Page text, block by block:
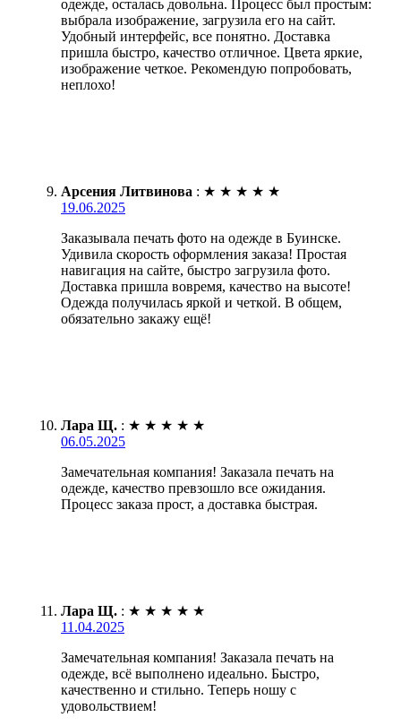
одежде, осталась довольна. Процесс был простым:
выбрала изображение, загрузила его на сайт.
Удобный интерфейс, все понятно. Доставка
пришла быстро, качество отличное. Цвета яркие,
изображение четкое. Рекомендую попробовать,
неплохо!
Арсения Литвинова : ★ ★ ★ ★ ★
19.06.2025
Заказывала печать фото на одежде в Буинске.
Удивила скорость оформления заказа! Простая
навигация на сайте, быстро загрузила фото.
Доставка пришла вовремя, качество на высоте!
Одежда получилась яркой и четкой. В общем,
обязательно закажу ещё!
Лара Щ. : ★ ★ ★ ★ ★
06.05.2025
Замечательная компания! Заказала печать на
одежде, качество превзошло все ожидания.
Процесс заказа прост, а доставка быстрая.
Лара Щ. : ★ ★ ★ ★ ★
11.04.2025
Замечательная компания! Заказала печать на
одежде, всё выполнено идеально. Быстро,
качественно и стильно. Теперь ношу с
удовольствием!